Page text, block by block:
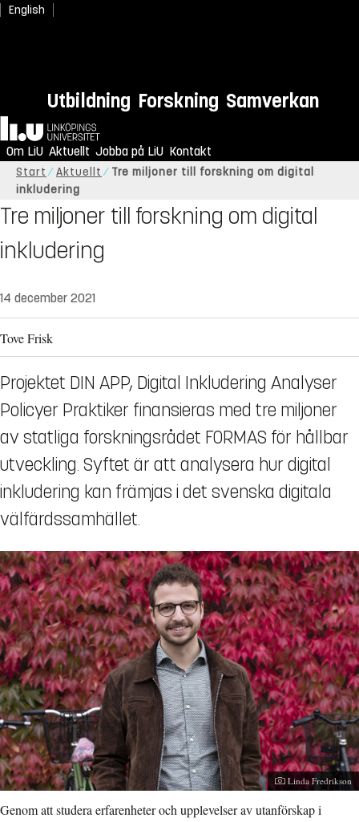
English
Utbildning Forskning Samverkan
Hem
Om LiU Aktuellt Jobba på LiU Kontakt
Start Aktuellt
Tre miljoner till forskning om digital
inkludering
Tre miljoner till forskning om digital
inkludering
14 december 2021
Tove Frisk
Projektet DIN APP, Digital Inkludering Analyser
Policyer Praktiker finansieras med tre miljoner
av statliga forskningsrådet FORMAS för hållbar
utveckling. Syftet är att analysera hur digital
inkludering kan främjas i det svenska digitala
välfärdssamhället.
Fotograf:
Linda Fredrikson
Genom att studera erfarenheter och upplevelser av utanförskap i